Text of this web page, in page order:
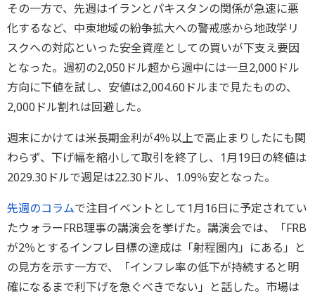
その一方で、先週はイランとパキスタンの関係が急速に悪
化するなど、中東地域の紛争拡大への警戒感から地政学リ
スクへの対応といった安全資産としての買いが下支え要因
となった。週初の2,050ドル超から週中には一旦2,000ドル
方向に下値を試し、安値は2,004.60ドルまで見たものの、
2,000ドル割れは回避した。
週末にかけては米長期金利が4％以上で高止まりしたにも関
わらず、下げ幅を縮小して取引を終了し、1月19日の終値は
2029.30ドルで週足は22.30ドル、1.09％安となった。
先週のコラムで注目イベントとして1月16日に予定されてい
たウォラーFRB理事の講演会を挙げた。講演会では、「FRB
が2％とするインフレ目標の達成は「射程圏内」にある」と
の見方を示す一方で、「インフレ率の低下が持続すると明
確になるまで利下げを急ぐべきでない」と話した。市場は